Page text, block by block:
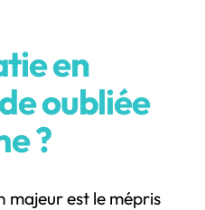
en
oubliée
?
majeur est le mépris